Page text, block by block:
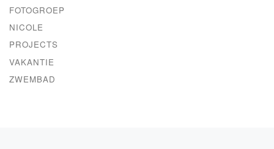
FOTOGROEP
NICOLE
PROJECTS
VAKANTIE
ZWEMBAD